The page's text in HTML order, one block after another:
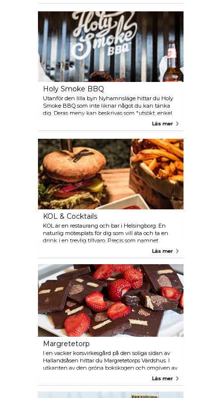
och är ofta ekologiska från små vingårdar.
Holy Smoke BBQ
Utanför den lilla byn Nyhamnsläge hittar du Holy
Smoke BBQ som inte liknar något du kan tänka
dig. Deras meny kan beskrivas som "utsökt, enkel
mat utan alla onödiga saker". Här kan du ätaLäs mer
KOL & Cocktails
KOL är en restaurang och bar i Helsingborg. En
naturlig mötesplats för dig som vill äta och ta en
drink i en trevlig tillvaro. Precis som namnet
antyder kretsar mycket av menyn kring en kolgrill
grönsaker och frukt. Det finns även helt vegetariska
alternativ.
Läs mer
Margretetorp
I en vacker korsvirkesgård på den soliga sidan av
Hallandsåsen hittar du Margretetorps Värdshus. I
utkanten av den gröna bokskogen och omgiven av
en underbar park kan du uppleva ett genuint
status. Restaurangen är stolt över att erbjuda
Läs mer